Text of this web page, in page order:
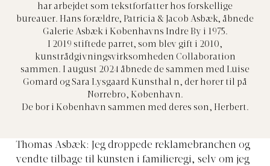
har arbejdet som tekstforfatter hos forskellige
bureauer. Hans forældre, Patricia & Jacob Asbæk, åbnede
Galerie Asbæk i Københavns Indre By i 1975.
I 2019 stiftede parret, som blev gift i 2010,
kunstrådgivningsvirksomheden Collaboration
sammen. I august 2024 åbnede de sammen med Luise
Gomard og Sara Lysgaard Kunsthal n, der hører til på
Nørrebro, København.
De bor i København sammen med deres søn, Herbert.
Thomas Asbæk: Jeg droppede reklamebranchen og
vendte tilbage til kunsten i familieregi, selv om jeg